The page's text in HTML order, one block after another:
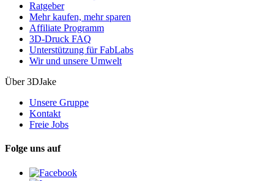
Ratgeber
Mehr kaufen, mehr sparen
Affiliate Programm
3D-Druck FAQ
Unterstützung für FabLabs
Wir und unsere Umwelt
Über 3DJake
Unsere Gruppe
Kontakt
Freie Jobs
Folge uns auf